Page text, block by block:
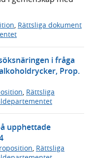
, Rättsliga dokument
i fråga
Prop.
, Rättsliga
upphettade
Rättsliga